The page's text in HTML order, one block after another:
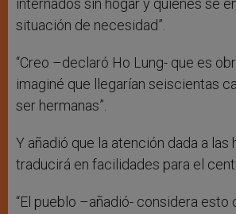
internados sin hogar y quienes se
situación de necesidad”.
“Creo –declaró Ho Lung- que es
imaginé que llegarían seiscientas
ser hermanas”.
Y añadió que la atención dada a las
traducirá en facilidades para el
“El pueblo –añadió- considera esto